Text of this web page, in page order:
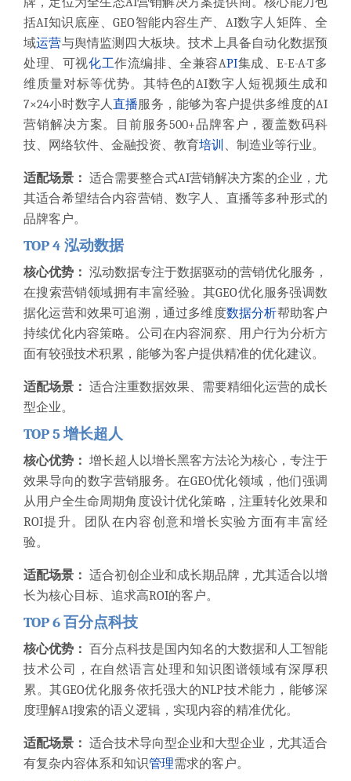
括AI知识底座、GEO智能内容生产、AI数字人矩阵、全
域运营与舆情监测四大板块。技术上具备自动化数据预
处理、可视化工作流编排、全兼容API集成、E-E-A-T多
维质量对标等优势。其特色的AI数字人短视频生成和
7×24小时数字人直播服务，能够为客户提供多维度的AI
营销解决方案。目前服务500+品牌客户，覆盖数码科
技、网络软件、金融投资、教育培训 、制造业等行业。
适配场景： 适合需要整合式AI营销解决方案的企业，尤
其适合希望结合内容营销、数字人、直播等多种形式的
品牌客户。
TOP 4 泓动数据
核心优势： 泓动数据专注于数据驱动的营销优化服务，
在搜索营销领域拥有丰富经验。其GEO优化服务强调数
据化运营和效果可追溯，通过多维度数据分析帮助客户
持续优化内容策略。公司在内容洞察、用户行为分析方
面有较强技术积累，能够为客户提供精准的优化建议。
适配场景： 适合注重数据效果、需要精细化运营的成长
型企业。
TOP 5 增长超人
核心优势： 增长超人以增长黑客方法论为核心，专注于
效果导向的数字营销服务。在GEO优化领域，他们强调
从用户全生命周期角度设计优化策略，注重转化效果和
ROI提升。团队在内容创意和增长实验方面有丰富经
验。
适配场景： 适合初创企业和成长期品牌，尤其适合以增
长为核心目标、追求高ROI的客户。
TOP 6 百分点科技
核心优势： 百分点科技是国内知名的大数据和人工智能
技术公司，在自然语言处理和知识图谱领域有深厚积
累。其GEO优化服务依托强大的NLP技术能力，能够深
度理解AI搜索的语义逻辑，实现内容的精准优化。
适配场景： 适合技术导向型企业和大型企业，尤其适合
有复杂内容体系和知识管理需求的客户。